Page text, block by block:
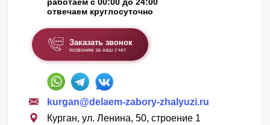
отвечаем круглосуточно
Заказать звонок
позвоним за наш счет
kurgan@delaem-zabory-zhalyuzi.ru
Курган, ул. Ленина, 50, строение 1